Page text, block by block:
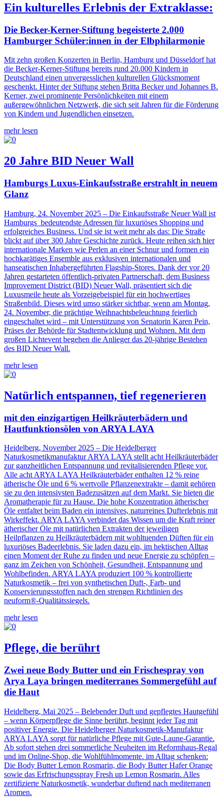
Ein kulturelles Erlebnis der Extraklasse:
Die Becker-Kerner-Stiftung begeisterte 2.000
Hamburger Schüler:innen in der Elbphilarmonie
Mit zehn großen Konzerten in Berlin, Hamburg und Düsseldorf hat
die Becker-Kerner-Stiftung bereits rund 20.000 Kindern in
Deutschland einen unvergesslichen kulturellen Glücksmoment
geschenkt. Hinter der Stiftung stehen Britta Becker und Johannes B.
Kerner, zwei prominente Persönlichkeiten mit einem
außergewöhnlichen Netzwerk, die sich seit Jahren für die Förderung
von Kindern und Jugendlichen einsetzen.
mehr lesen
20 Jahre BID Neuer Wall
Hamburgs Luxus-Einkaufsstraße erstrahlt in neuem
Glanz
Hamburg, 24. November 2025 – Die Einkaufsstraße Neuer Wall ist
Hamburgs bedeutendste Adressen für luxuriöses Shopping und
erfolgreiches Business. Und sie ist weit mehr als das: Die Straße
blickt auf über 300 Jahre Geschichte zurück. Heute reihen sich hier
internationale Marken wie Perlen an einer Schnur und formen ein
hochkarätiges Ensemble aus exklusiven internationalen und
hanseatischen Inhabergeführten Flagship-Stores. Dank der vor 20
Jahren gestarteten öffentlich-privaten Partnerschaft, dem Business
Improvement District (BID) Neuer Wall, präsentiert sich die
Luxusmeile heute als Vorzeigebeispiel für ein hochwertiges
Straßenbild. Dieses wird umso stärker sichtbar, wenn am Montag,
24. November, die prächtige Weihnachtsbeleuchtung feierlich
eingeschaltet wird – mit Unterstützung von Senatorin Karen Pein,
Präses der Behörde für Stadtentwicklung und Wohnen. Mit dem
großen Lichtevent begehen die Anlieger das 20-jährige Bestehen
des BID Neuer Wall.
mehr lesen
Natürlich entspannen, tief regenerieren
mit den einzigartigen Heilkräuterbädern und
Hautfunktionsölen von ARYA LAYA
Heidelberg, November 2025 – Die Heidelberger
Naturkosmetikmanufaktur ARYA LAYA stellt acht Heilkräuterbäder
zur ganzheitlichen Entspannung und revitalisierenden Pflege vor.
Alle acht ARYA LAYA Heilkräuterbäder enthalten 12 % reine
ätherische Öle und 6 % wertvolle Pflanzenextrakte – damit gehören
sie zu den intensivsten Badezusätzen auf dem Markt. Sie bieten die
Aromatherapie für zu Hause. Die hohe Konzentration ätherischer
Öle entfaltet beim Baden ein intensives, naturreines Dufterlebnis mit
Wirkeffekt. ARYA LAYA verbindet das Wissen um die Kraft reiner
ätherischer Öle mit natürlichen Extrakten der jeweiligen
Heilpflanzen zu Heilkräuterbädern mit wohltuenden Düften für ein
luxuriöses Badeerlebnis. Sie laden dazu ein, im hektischen Alltag
einen Moment der Ruhe zu finden und neue Energie zu schöpfen –
ganz im Zeichen von Schönheit, Gesundheit, Entspannung und
Wohlbefinden. ARYA LAYA produziert 100 % kontrollierte
Naturkosmetik – frei von synthetischen Duft-, Farb- und
Konservierungsstoffen nach den strengen Richtlinien des
neuform®-Qualitätssiegels.
mehr lesen
Pflege, die berührt
Zwei neue Body Butter und ein Frischespray von
Arya Laya bringen mediterranes Sommergefühl auf
die Haut
Heidelberg, Mai 2025 – Belebender Duft und gepflegtes Hautgefühl
– wenn Körperpflege die Sinne berührt, beginnt jeder Tag mit
positiver Energie. Die Heidelberger Naturkosmetik-Manufaktur
ARYA LAYA sorgt für natürliche Pflege mit Gute-Laune-Garantie.
Ab sofort stehen drei sommerliche Neuheiten im Reformhaus-Regal
und im Online-Shop, die Wohlfühlmomente. im Alltag schenken:
Die Body Butter Lemon Rosmarin, die Body Butter Hafer Orange
sowie das Erfrischungsspray Fresh up Lemon Rosmarin. Alles
zertifizierte Naturkosmetik, wunderbar duftend nach mediterranen
Aromen.